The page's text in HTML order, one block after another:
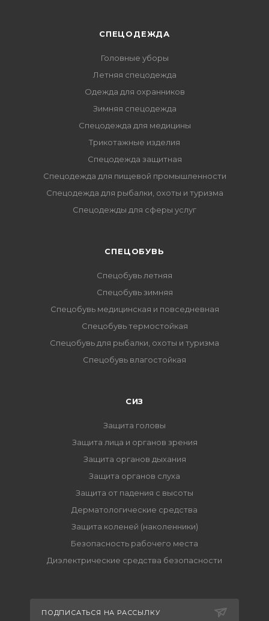
СПЕЦОДЕЖДА
Головные уборы
Летняя спецодежда
Одежда для охранников
Зимняя спецодежда
Спецодежда для медицины
Трикотажные изделия
Спецодежда защитная
Спецодежда для пищевой промышленности
Спецодежда для рыбалки, охоты и туризма
Спецодежды для сферы услуг
CПЕЦОБУВЬ
Спецобувь летняя
Спецобувь зимняя
Спецобувь медицинская и повседневная
Спецобувь термостойкая
Спецобувь для рыбалки, охоты и туризма
Спецобувь влагостойкая
СИЗ
Защита головы
Защита лица и органов зрения
Защита органов дыхания
Защита органов слуха
Защита от падения с высоты
Дерматологические средства
Защита коленей (наколенники)
Безопасность рабочего места
Диэлектрические средства безопасности
ПОДПИСАТЬСЯ НА РАССЫЛКУ